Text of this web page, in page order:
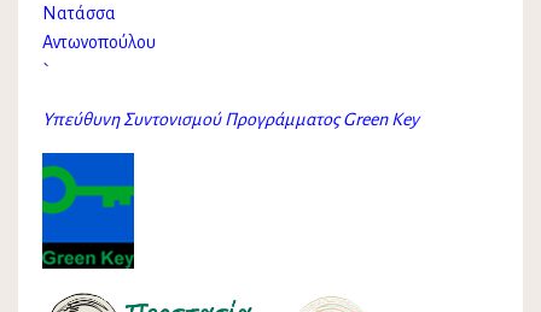
Νατάσσα
Αντωνοπούλου
`
Υπεύθυνη Συντονισμού Προγράμματος Green Key